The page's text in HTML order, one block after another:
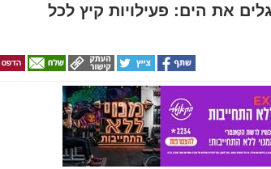
את הים: פעילויות קיץ לכל